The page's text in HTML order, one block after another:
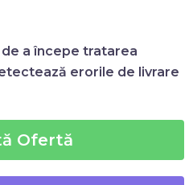
a începe tratarea
erorile de livrare
Ofertă